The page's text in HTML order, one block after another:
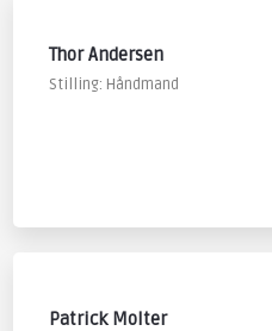
Thor Andersen
Stilling: Håndmand
Patrick Molter